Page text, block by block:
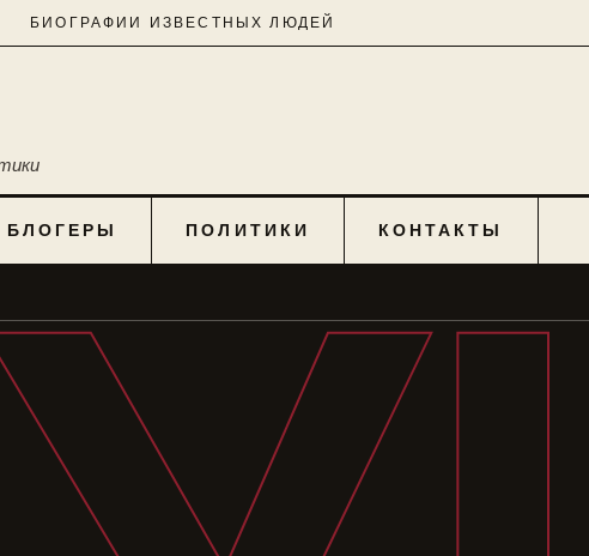
БИОГРАФИИ ИЗВЕСТНЫХ ЛЮДЕЙ
БЛОГЕРЫ ПОЛИТИКИ КОНТАКТЫ